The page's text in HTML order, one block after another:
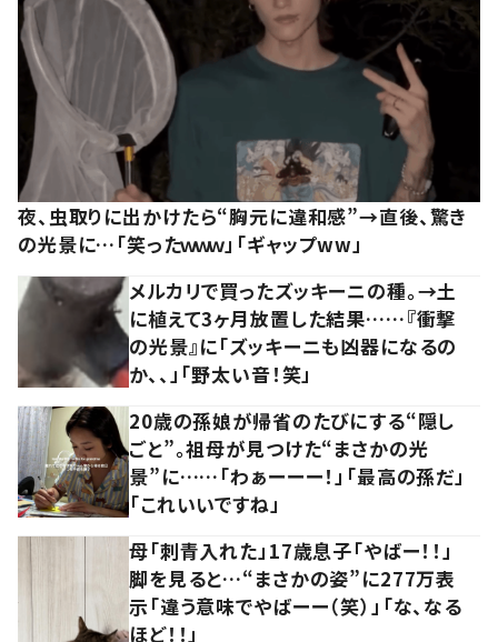
夜、虫取りに出かけたら“胸元に違和感”→直後、驚き
の光景に…「笑ったｗｗｗ」「ギャップww」
メルカリで買ったズッキーニの種。→土
に植えて3ヶ月放置した結果……『衝撃
の光景』に「ズッキーニも凶器になるの
か、、」「野太い音！笑」
20歳の孫娘が帰省のたびにする“隠し
ごと”。祖母が見つけた“まさかの光
景”に……「わぁーーー！」「最高の孫だ」
「これいいですね」
母「刺青入れた」17歳息子「やばー！！」
脚を見ると…“まさかの姿”に277万表
示「違う意味でやばーー（笑）」「な、なる
ほど！！」